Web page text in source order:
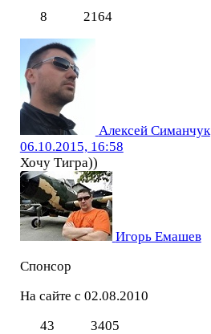
8
2164
Алексей Симанчук
06.10.2015, 16:58
Хочу Тигра))
Игорь Емашев
Спонсор
На сайте с 02.08.2010
43
3405